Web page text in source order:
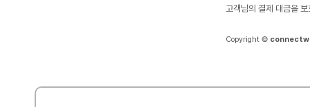
고객님의 결제 대금을
Copyright ©